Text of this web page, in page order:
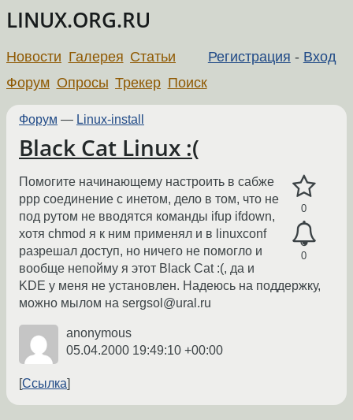
LINUX.ORG.RU
Регистрация - Вход
Новости Галерея Статьи
Форум Опросы Трекер Поиск
Форум — Linux-install
Black Cat Linux :(
0
0
Помогите начинающему настроить в сабже
ррр соединение с инетом, дело в том, что не
под рутом не вводятся команды ifup ifdown,
хотя chmod я к ним применял и в linuxconf
разрешал доступ, но ничего не помогло и
вообще непойму я этот Black Cat :(, да и
KDE у меня не установлен. Надеюсь на поддержку,
можно мылом на sergsol@ural.ru
anonymous
05.04.2000 19:49:10 +00:00
Ссылка